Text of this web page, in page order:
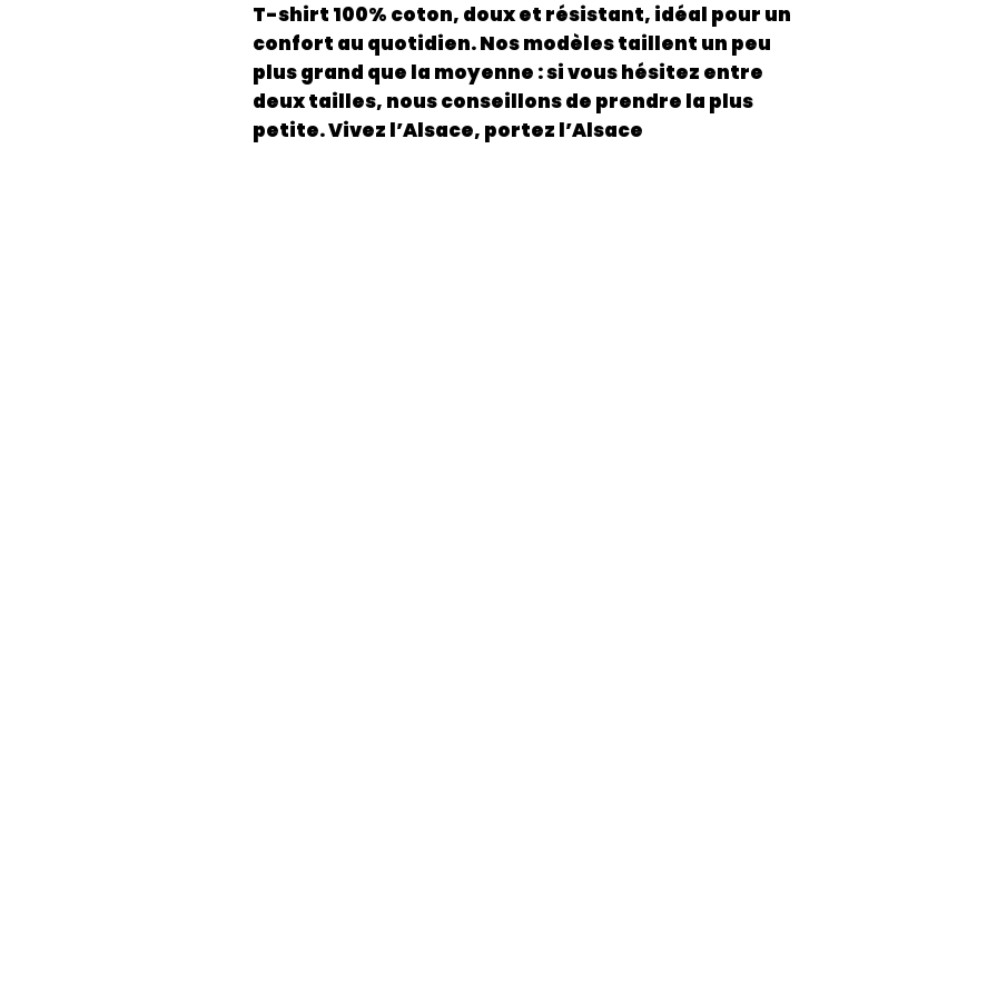
T-shirt 100% coton, doux et résistant, idéal pour un
confort au quotidien. Nos modèles taillent un peu
plus grand que la moyenne : si vous hésitez entre
deux tailles, nous conseillons de prendre la plus
petite. Vivez l’Alsace, portez l’Alsace